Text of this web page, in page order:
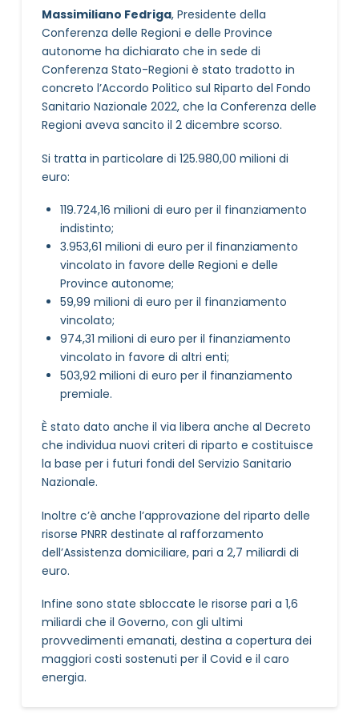
Massimiliano Fedriga, Presidente della
Conferenza delle Regioni e delle Province
autonome ha dichiarato che in sede di
Conferenza Stato-Regioni è stato tradotto in
concreto l’Accordo Politico sul Riparto del Fondo
Sanitario Nazionale 2022, che la Conferenza delle
Regioni aveva sancito il 2 dicembre scorso.
Si tratta in particolare di 125.980,00 milioni di
euro:
119.724,16 milioni di euro per il finanziamento
indistinto;
3.953,61 milioni di euro per il finanziamento
vincolato in favore delle Regioni e delle
Province autonome;
59,99 milioni di euro per il finanziamento
vincolato;
974,31 milioni di euro per il finanziamento
vincolato in favore di altri enti;
503,92 milioni di euro per il finanziamento
premiale.
È stato dato anche il via libera anche al Decreto
che individua nuovi criteri di riparto e costituisce
la base per i futuri fondi del Servizio Sanitario
Nazionale.
Inoltre c’è anche l’approvazione del riparto delle
risorse PNRR destinate al rafforzamento
dell’Assistenza domiciliare, pari a 2,7 miliardi di
euro.
Infine sono state sbloccate le risorse pari a 1,6
miliardi che il Governo, con gli ultimi
provvedimenti emanati, destina a copertura dei
maggiori costi sostenuti per il Covid e il caro
energia.